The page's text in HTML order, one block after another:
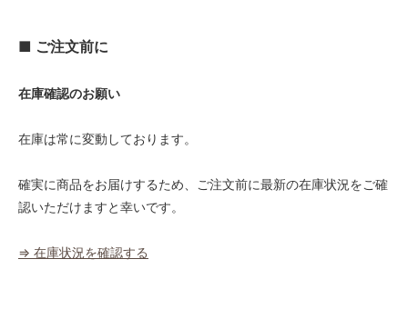
■ ご注文前に
在庫確認のお願い
在庫は常に変動しております。
確実に商品をお届けするため、ご注文前に最新の在庫状況をご確
認いただけますと幸いです。
⇒ 在庫状況を確認する